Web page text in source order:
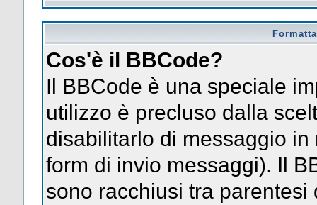
Cos'è il BBCode?
Il BBCode è una speciale
utilizzo è precluso dalla
disabilitarlo di messaggio
form di invio messaggi). Il
sono racchiusi tra